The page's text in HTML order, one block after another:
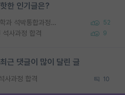
한 인기글은?
고려대 4.0 → 카이스트 뇌인지과학과 석박통합과정 합격 52
사과정 합격 9
근 댓글이 많이 달린 글
사과정 합격 10